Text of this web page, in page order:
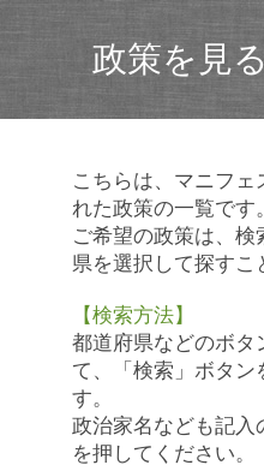
政策を見
こちらは、マニフェ
れた政策の一覧です。
ご希望の政策は、
県を選択して探すこ
【検索方法】
都道府県などのボタ
て、「検索」ボタン
す。
政治家名なども記入
を押してください。